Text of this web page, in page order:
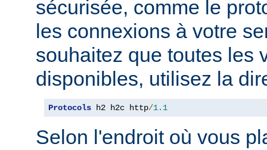
sécurisée, comme le
les connexions à votre
souhaitez que toutes les
disponibles, utilisez la
Protocols h2 h2c http/1.1
Selon l'endroit où vous